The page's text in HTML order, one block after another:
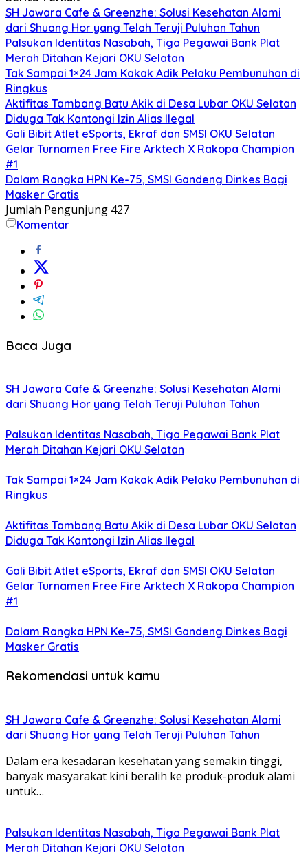
SH Jawara Cafe & Greenzhe: Solusi Kesehatan Alami
dari Shuang Hor yang Telah Teruji Puluhan Tahun
Palsukan Identitas Nasabah, Tiga Pegawai Bank Plat
Merah Ditahan Kejari OKU Selatan
Tak Sampai 1×24 Jam Kakak Adik Pelaku Pembunuhan di
Ringkus
Aktifitas Tambang Batu Akik di Desa Lubar OKU Selatan
Diduga Tak Kantongi Izin Alias Ilegal
Gali Bibit Atlet eSports, Ekraf dan SMSI OKU Selatan
Gelar Turnamen Free Fire Arktech X Rakopa Champion
#1
Dalam Rangka HPN Ke-75, SMSI Gandeng Dinkes Bagi
Masker Gratis
Jumlah Pengunjung 427
Komentar
Baca Juga
SH Jawara Cafe & Greenzhe: Solusi Kesehatan Alami
dari Shuang Hor yang Telah Teruji Puluhan Tahun
Palsukan Identitas Nasabah, Tiga Pegawai Bank Plat
Merah Ditahan Kejari OKU Selatan
Tak Sampai 1×24 Jam Kakak Adik Pelaku Pembunuhan di
Ringkus
Aktifitas Tambang Batu Akik di Desa Lubar OKU Selatan
Diduga Tak Kantongi Izin Alias Ilegal
Gali Bibit Atlet eSports, Ekraf dan SMSI OKU Selatan
Gelar Turnamen Free Fire Arktech X Rakopa Champion
#1
Dalam Rangka HPN Ke-75, SMSI Gandeng Dinkes Bagi
Masker Gratis
Rekomendasi untuk kamu
SH Jawara Cafe & Greenzhe: Solusi Kesehatan Alami
dari Shuang Hor yang Telah Teruji Puluhan Tahun
Dalam era kesadaran kesehatan yang semakin tinggi,
banyak masyarakat kini beralih ke produk-produk alami
untuk…
Palsukan Identitas Nasabah, Tiga Pegawai Bank Plat
Merah Ditahan Kejari OKU Selatan